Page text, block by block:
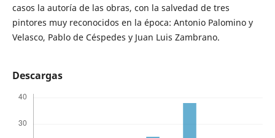
casos la autoría de las obras, con la salvedad de tres
pintores muy reconocidos en la época: Antonio Palomino y
Velasco, Pablo de Céspedes y Juan Luis Zambrano.
Descargas